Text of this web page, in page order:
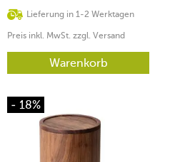
Lieferung in 1-2 Werktagen
Preis inkl. MwSt. zzgl. Versand
Warenkorb
- 18%